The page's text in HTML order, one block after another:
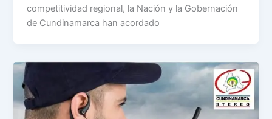
competitividad regional, la Nación y la Gobernación
de Cundinamarca han acordado